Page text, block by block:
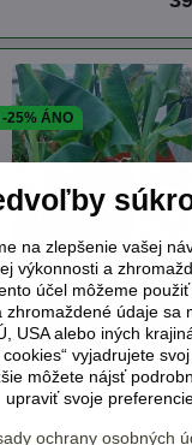
Acuminata 90-110 cm
25% ÁNO
je jedlý
hodnotou,
210737
na zlepšenie vašej
výkonnosti a
účel môžeme
zhromaždené údaje sa
USA alebo iných
cookies“ vyjadrujete
môžete nájsť
upraviť svoje
ochrany osobných